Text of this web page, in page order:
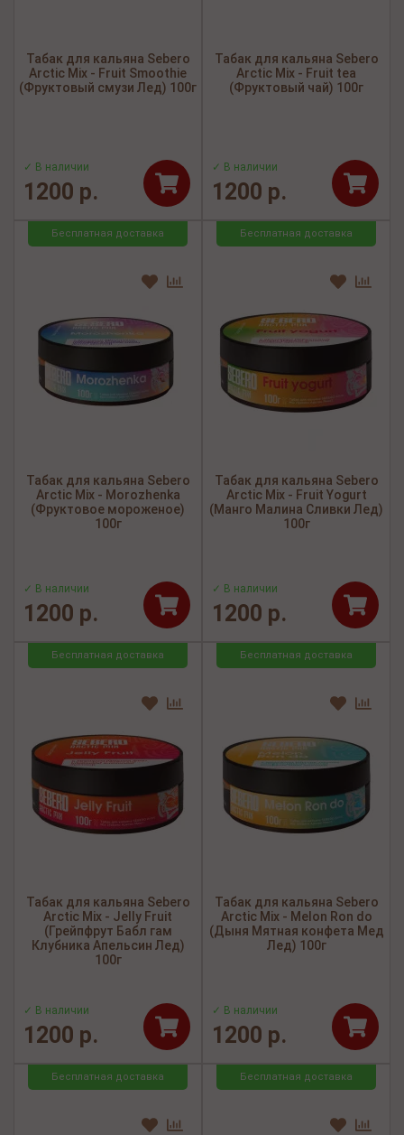
Табак для кальяна Sebero
Arctic Mix - Fruit Smoothie
(Фруктовый смузи Лед) 100г
✓ В наличии
1200 р.
Табак для кальяна Sebero
Arctic Mix - Fruit tea
(Фруктовый чай) 100г
✓ В наличии
1200 р.
Бесплатная доставка
Табак для кальяна Sebero
Arctic Mix - Morozhenka
(Фруктовое мороженое)
100г
✓ В наличии
1200 р.
Бесплатная доставка
Табак для кальяна Sebero
Arctic Mix - Fruit Yogurt
(Манго Малина Сливки Лед)
100г
✓ В наличии
1200 р.
Бесплатная доставка
Табак для кальяна Sebero
Arctic Mix - Jelly Fruit
(Грейпфрут Бабл гам
Клубника Апельсин Лед)
100г
✓ В наличии
1200 р.
Бесплатная доставка
Табак для кальяна Sebero
Arctic Mix - Melon Ron do
(Дыня Мятная конфета Мед
Лед) 100г
✓ В наличии
1200 р.
Бесплатная доставка Бесплатная доставка